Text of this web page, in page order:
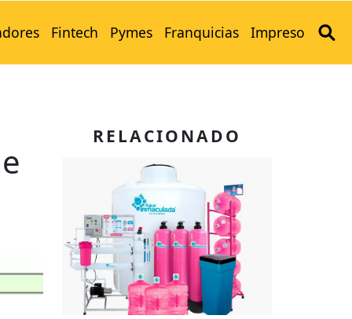
Fintech Pymes Franquicias Impreso
RELACIONADO